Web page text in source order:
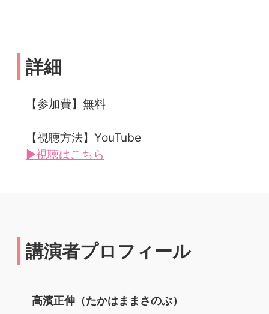
詳細
【参加費】無料
【視聴方法】YouTube
▶視聴はこちら
講演者プロフィール
高濱正伸（たかはままさのぶ）